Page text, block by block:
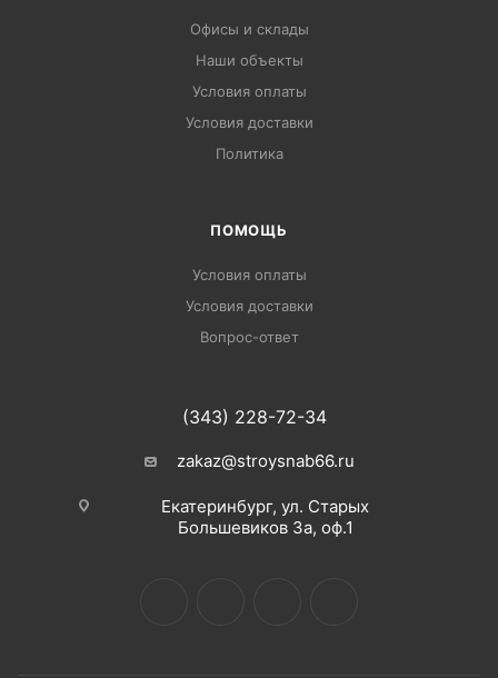
Офисы и склады
Наши объекты
Условия оплаты
Условия доставки
Политика
ПОМОЩЬ
Условия оплаты
Условия доставки
Вопрос-ответ
(343) 228-72-34
zakaz@stroysnab66.ru
Екатеринбург, ул. Старых
Большевиков 3а, оф.1